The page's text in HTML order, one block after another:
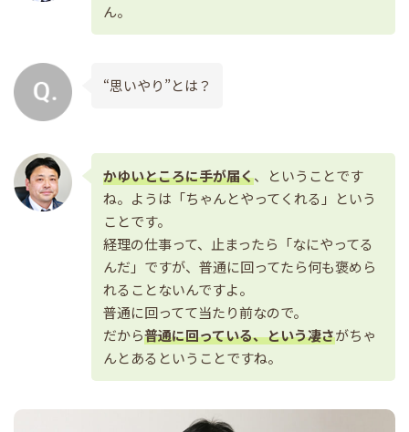
ん。
“思いやり”とは？
かゆいところに手が届く、ということです
ね。ようは「ちゃんとやってくれる」という
ことです。
経理の仕事って、止まったら「なにやってる
んだ」ですが、普通に回ってたら何も褒めら
れることないんですよ。
普通に回ってて当たり前なので。
だから普通に回っている、という凄さがちゃ
んとあるということですね。